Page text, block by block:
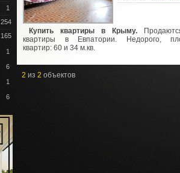
1
254
165
1
6
1
6
Купить квартиры в Крыму.
квартиры в Евпатории. Недорого,
квартир: 60 и 34 м.кв.
2 из 2 объектов